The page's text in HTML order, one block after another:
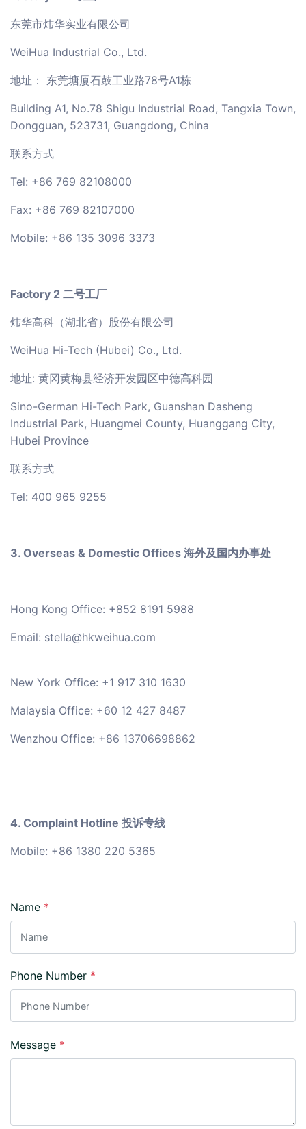
东莞市炜华实业有限公司
WeiHua Industrial Co., Ltd.
地址： 东莞塘厦石鼓工业路78号A1栋
Building A1, No.78 Shigu Industrial Road, Tangxia Town,
Dongguan, 523731, Guangdong, China
联系方式
Tel: +86 769 82108000
Fax: +86 769 82107000
Mobile: +86 135 3096 3373
Factory 2 二号工厂
炜华高科（湖北省）股份有限公司
WeiHua Hi-Tech (Hubei) Co., Ltd.
地址: 黄冈黄梅县经济开发园区中德高科园
Sino-German Hi-Tech Park, Guanshan Dasheng
Industrial Park, Huangmei County, Huanggang City,
Hubei Province
联系方式
Tel: 400 965 9255
3. Overseas & Domestic Offices 海外及国内办事处
Hong Kong Office: +852 8191 5988
Email: stella@hkweihua.com
New York Office: +1 917 310 1630
Malaysia Office: +60 12 427 8487
Wenzhou Office: +86 13706698862
4. Complaint Hotline 投诉专线
Mobile: +86 1380 220 5365
Name *
Phone Number *
Message *